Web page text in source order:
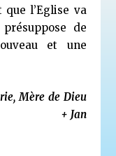
l’Eglise va
de
et une
Mère de Dieu
Jan